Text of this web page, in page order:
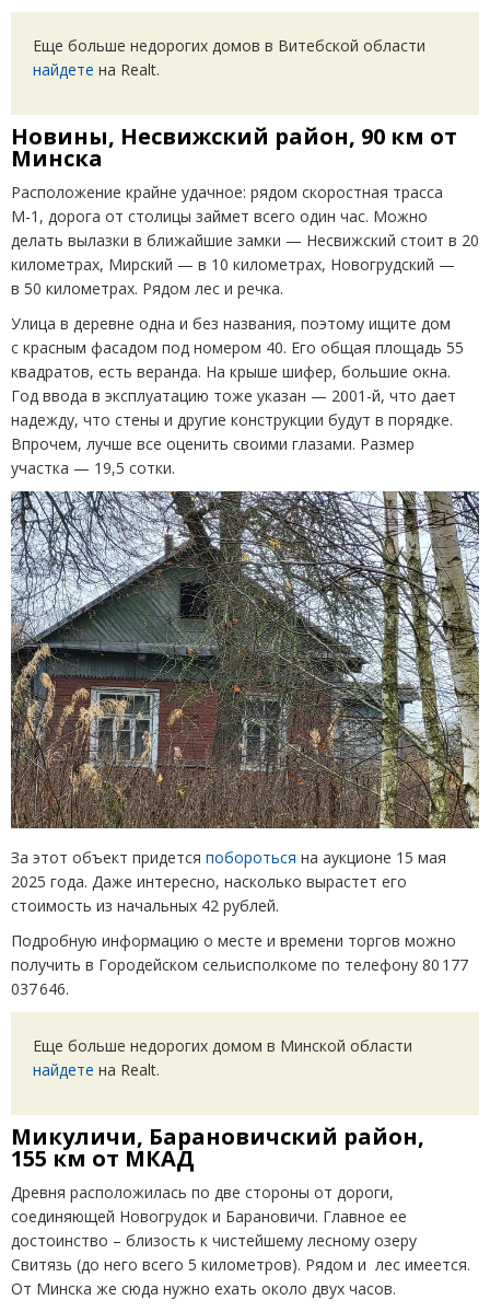
Еще больше недорогих домов в Витебской области
найдете на Realt.
Новины, Несвижский район, 90 км от
Минска
Расположение крайне удачное: рядом скоростная трасса
М-1, дорога от столицы займет всего один час. Можно
делать вылазки в ближайшие замки — Несвижский стоит в 20
километрах, Мирский — в 10 километрах, Новогрудский —
в 50 километрах. Рядом лес и речка.
Улица в деревне одна и без названия, поэтому ищите дом
с красным фасадом под номером 40. Его общая площадь 55
квадратов, есть веранда. На крыше шифер, большие окна.
Год ввода в эксплуатацию тоже указан — 2001-й, что дает
надежду, что стены и другие конструкции будут в порядке.
Впрочем, лучше все оценить своими глазами. Размер
участка — 19,5 сотки.
За этот объект придется побороться на аукционе 15 мая
2025 года. Даже интересно, насколько вырастет его
стоимость из начальных 42 рублей.
Подробную информацию о месте и времени торгов можно
получить в Городейском сельисполкоме по телефону 80 177
037 646.
Еще больше недорогих домом в Минской области
найдете на Realt.
Микуличи, Барановичский район,
155 км от МКАД
Древня расположилась по две стороны от дороги,
соединяющей Новогрудок и Барановичи. Главное ее
достоинство – близость к чистейшему лесному озеру
Свитязь (до него всего 5 километров). Рядом и лес имеется.
От Минска же сюда нужно ехать около двух часов.